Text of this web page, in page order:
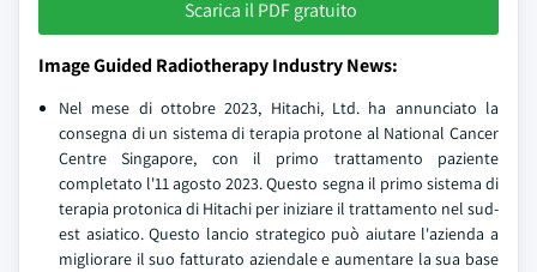
Scarica il PDF gratuito
Image Guided Radiotherapy Industry News:
Nel mese di ottobre 2023, Hitachi, Ltd. ha annunciato la
consegna di un sistema di terapia protone al National Cancer
Centre Singapore, con il primo trattamento paziente
completato l'11 agosto 2023. Questo segna il primo sistema di
terapia protonica di Hitachi per iniziare il trattamento nel sud-
est asiatico. Questo lancio strategico può aiutare l'azienda a
migliorare il suo fatturato aziendale e aumentare la sua base